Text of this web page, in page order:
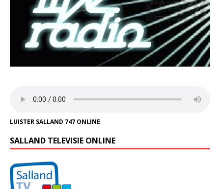
LUISTER SALLAND 747 ONLINE
SALLAND TELEVISIE ONLINE